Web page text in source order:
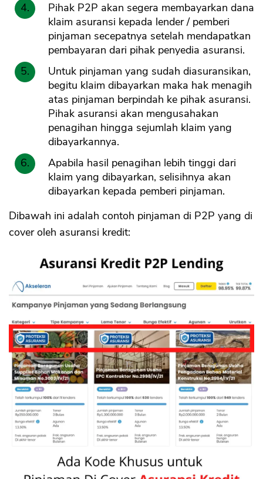
Pihak P2P akan segera membayarkan dana
klaim asuransi kepada lender / pemberi
pinjaman secepatnya setelah mendapatkan
pembayaran dari pihak penyedia asuransi.
Untuk pinjaman yang sudah diasuransikan,
begitu klaim dibayarkan maka hak menagih
atas pinjaman berpindah ke pihak asuransi.
Pihak asuransi akan mengusahakan
penagihan hingga sejumlah klaim yang
dibayarkannya.
Apabila hasil penagihan lebih tinggi dari
klaim yang dibayarkan, selisihnya akan
dibayarkan kepada pemberi pinjaman.
Dibawah ini adalah contoh pinjaman di P2P yang di
cover oleh asuransi kredit: